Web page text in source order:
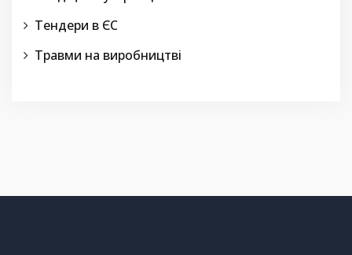
Тендери в ЄС
Травми на виробництві